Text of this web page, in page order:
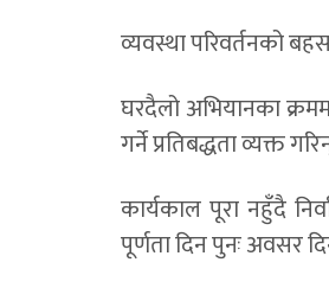
व्यवस्था परिवर्तनको
घरदैलो अभियानका
गर्ने प्रतिबद्धता व्यक्त
कार्यकाल पूरा नहुँदै
पूर्णता दिन पुनः अवसर